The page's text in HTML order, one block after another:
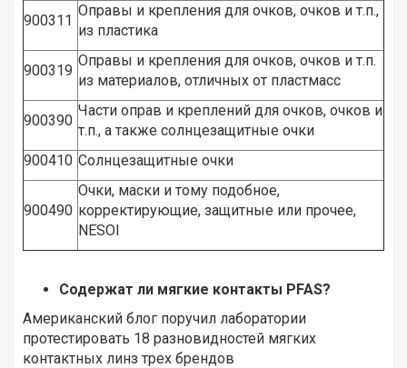
900311
Оправы и крепления для очков, очков и т.п.,
из пластика
900319
Оправы и крепления для очков, очков и т.п.
из материалов, отличных от пластмасс
900390
Части оправ и креплений для очков, очков и
т.п., а также солнцезащитные очки
900410 Солнцезащитные очки
900490
Очки, маски и тому подобное,
корректирующие, защитные или прочее,
NESOI
Содержат ли мягкие контакты PFAS?
Американский блог поручил лаборатории
протестировать 18 разновидностей мягких
контактных линз трех брендов